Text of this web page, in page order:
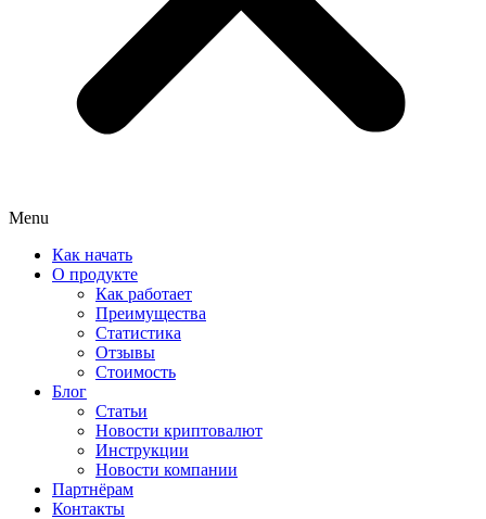
Menu
Как начать
О продукте
Как работает
Преимущества
Статистика
Отзывы
Стоимость
Блог
Статьи
Новости криптовалют
Инструкции
Новости компании
Партнёрам
Контакты